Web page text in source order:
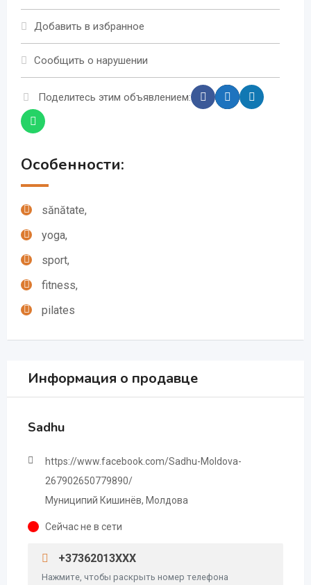
Добавить в избранное
Сообщить о нарушении
Поделитесь этим объявлением:
Особенности:
sănătate,
yoga,
sport,
fitness,
pilates
Информация о продавце
Sadhu
https://www.facebook.com/Sadhu-Moldova-
267902650779890/
Муниципий Кишинёв, Молдова
Сейчас не в сети
+37362013XXX
Нажмите, чтобы раскрыть номер телефона